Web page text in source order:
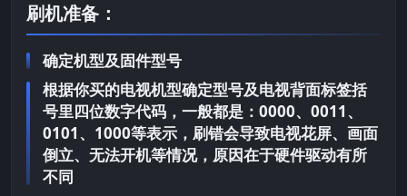
刷机准备：
确定机型及固件型号
根据你买的电视机型确定型号及电视背面标签括
号里四位数字代码，一般都是：0000、0011、
0101、1000等表示，刷错会导致电视花屏、画面
倒立、无法开机等情况，原因在于硬件驱动有所
不同